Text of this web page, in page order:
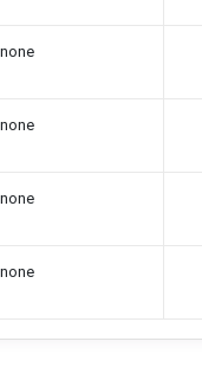
none
none
none
none